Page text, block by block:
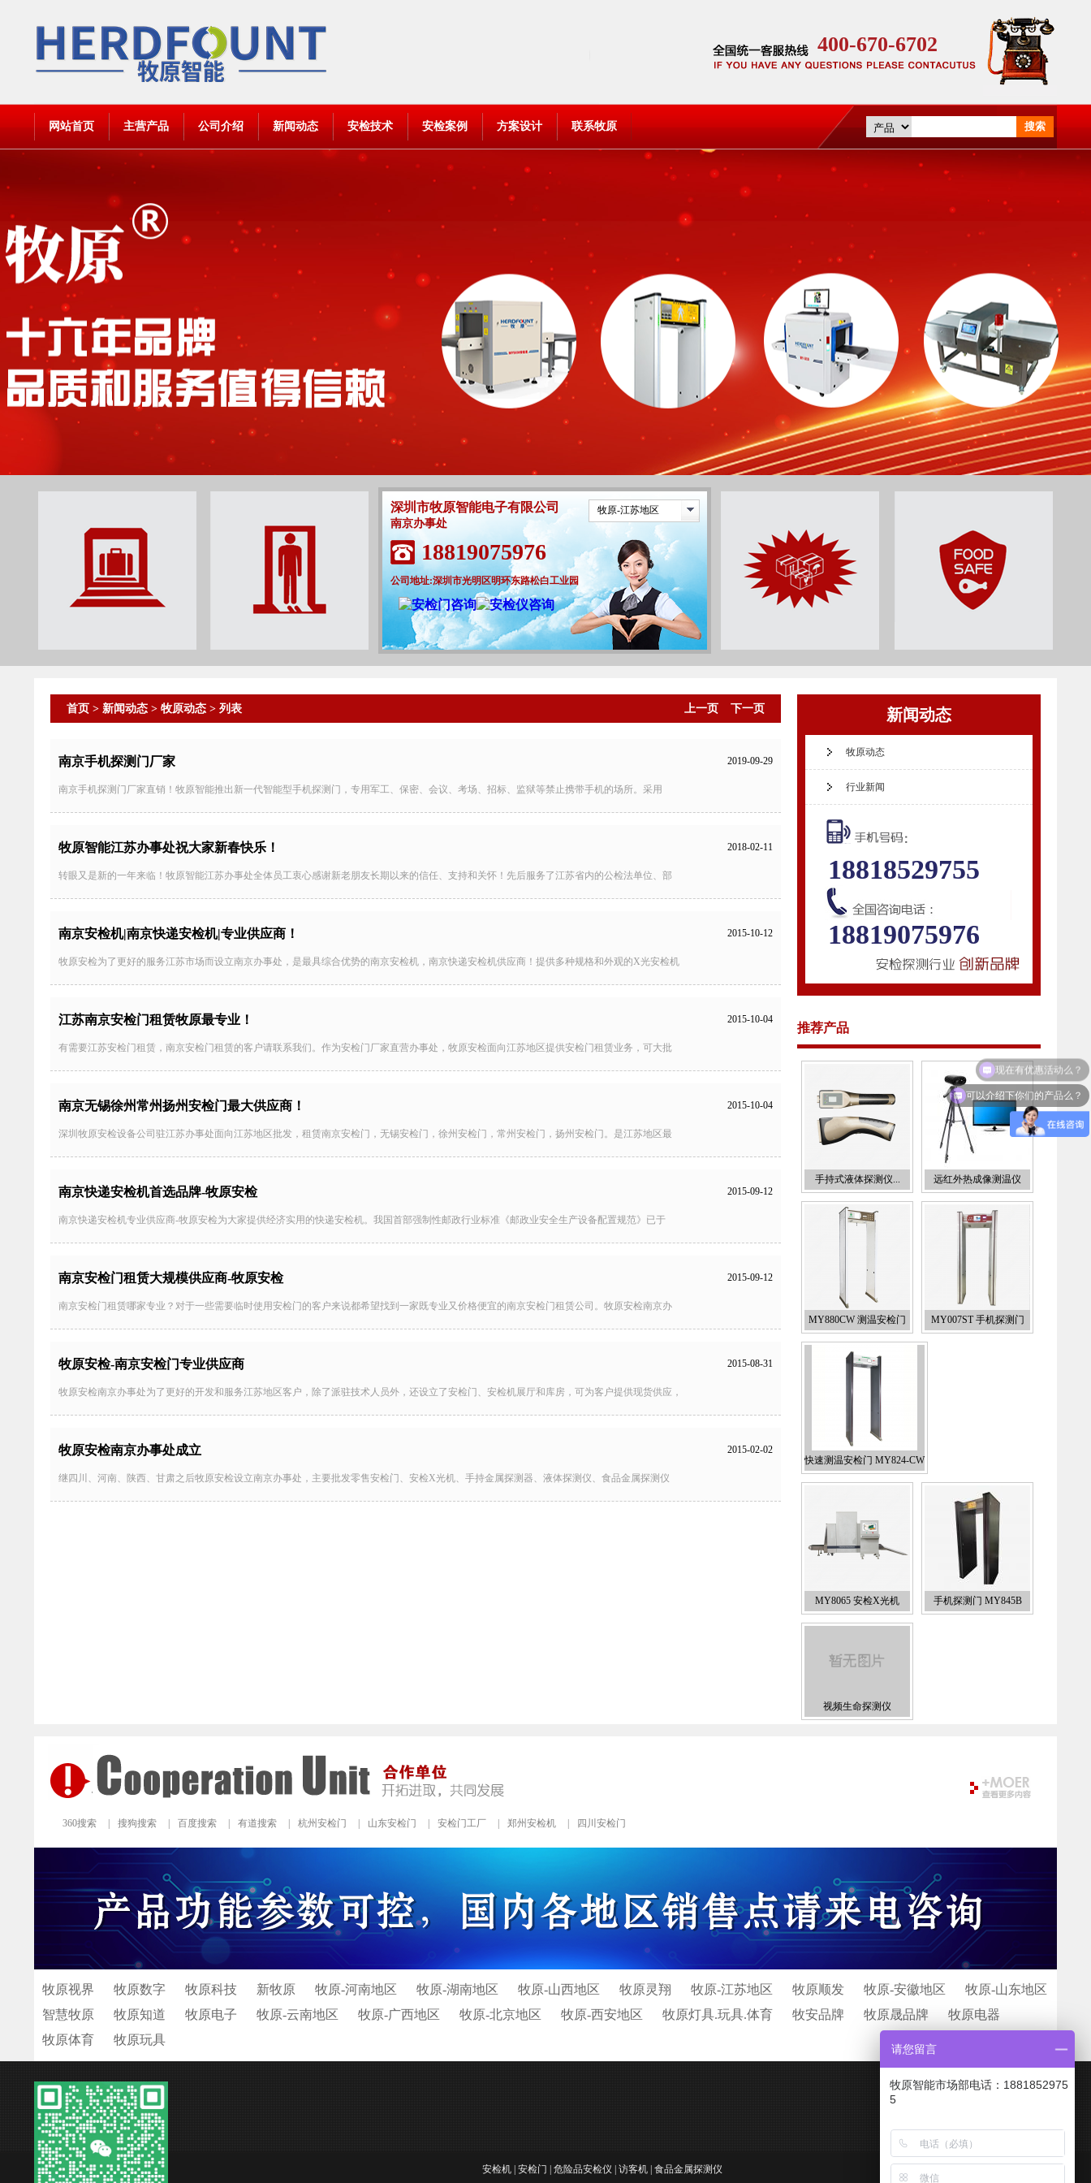
400-670-6702
网站首页 主营产品 公司介绍 新闻动态 安检技术 安检案例 方案设计 联系牧原
牧原-江苏地区
深圳市牧原智能电子有限公司
南京办事处
18819075976
公司地址:深圳市光明区明环东路松白工业园
首页 > 新闻动态 > 牧原动态 > 列表 上一页 下一页
南京手机探测门厂家 2019-09-29
南京手机探测门厂家直销！牧原智能推出新一代智能型手机探测门，专用军工、保密、会议、考场、招标、监狱等禁止携带手机的场所。采用
牧原智能江苏办事处祝大家新春快乐！ 2018-02-11
转眼又是新的一年来临！牧原智能江苏办事处全体员工衷心感谢新老朋友长期以来的信任、支持和关怀！先后服务了江苏省内的公检法单位、部
南京安检机|南京快递安检机|专业供应商！ 2015-10-12
牧原安检为了更好的服务江苏市场而设立南京办事处，是最具综合优势的南京安检机，南京快递安检机供应商！提供多种规格和外观的X光安检机
江苏南京安检门租赁牧原最专业！ 2015-10-04
有需要江苏安检门租赁，南京安检门租赁的客户请联系我们。作为安检门厂家直营办事处，牧原安检面向江苏地区提供安检门租赁业务，可大批
南京无锡徐州常州扬州安检门最大供应商！ 2015-10-04
深圳牧原安检设备公司驻江苏办事处面向江苏地区批发，租赁南京安检门，无锡安检门，徐州安检门，常州安检门，扬州安检门。是江苏地区最
南京快递安检机首选品牌-牧原安检 2015-09-12
南京快递安检机专业供应商-牧原安检为大家提供经济实用的快递安检机。我国首部强制性邮政行业标准《邮政业安全生产设备配置规范》已于
南京安检门租赁大规模供应商-牧原安检 2015-09-12
南京安检门租赁哪家专业？对于一些需要临时使用安检门的客户来说都希望找到一家既专业又价格便宜的南京安检门租赁公司。牧原安检南京办
牧原安检-南京安检门专业供应商 2015-08-31
牧原安检南京办事处为了更好的开发和服务江苏地区客户，除了派驻技术人员外，还设立了安检门、安检机展厅和库房，可为客户提供现货供应，
牧原安检南京办事处成立 2015-02-02
继四川、河南、陕西、甘肃之后牧原安检设立南京办事处，主要批发零售安检门、安检X光机、手持金属探测器、液体探测仪、食品金属探测仪
新闻动态
牧原动态
行业新闻
18818529755
18819075976
推荐产品
手持式液体探测仪... 远红外热成像测温仪
MY880CW 测温安检门 MY007ST 手机探测门
快速测温安检门 MY824-CW
MY8065 安检X光机 手机探测门 MY845B
视频生命探测仪
360搜索 | 搜狗搜索 | 百度搜索 | 有道搜索 | 杭州安检门 | 山东安检门 | 安检门工厂 | 郑州安检机 | 四川安检门
牧原视界 牧原数字 牧原科技 新牧原 牧原-河南地区 牧原-湖南地区 牧原-山西地区 牧原灵翔 牧原-江苏地区 牧原顺发 牧原-安徽地区
牧原-山东地区
智慧牧原
牧原知道 牧原电子 牧原-云南地区 牧原-广西地区 牧原-北京地区 牧原-西安地区 牧原灯具.玩具.体育 牧安品牌 牧原晟品牌
牧原电器
牧原体育
牧原玩具
安检机 | 安检门 | 危险品安检仪 | 访客机 | 食品金属探测仪
可以介绍下你们的产品么？
请您留言
牧原智能市场部电话：1881852975
5